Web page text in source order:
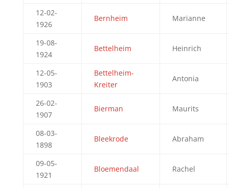
12-02-
1926
Bernheim Marianne
19-08-
1924
Bettelheim Heinrich
12-05-
1903
Bettelheim-
Kreiter
Antonia
26-02-
1907
Bierman Maurits
08-03-
1898
Bleekrode Abraham
09-05-
1921
Bloemendaal Rachel